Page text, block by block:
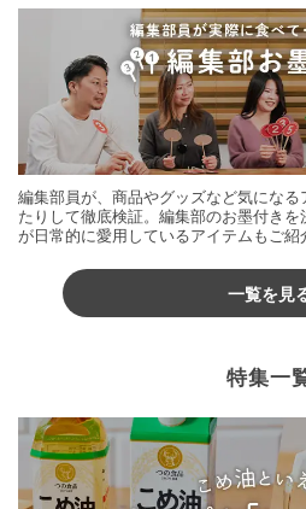
編集部員が、商品やグッズなど気にな
たりして徹底検証。編集部のお墨付き
が日常的に愛用しているアイテムもご紹
一覧を見
特集一